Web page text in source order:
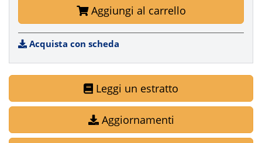
Aggiungi al carrello
Acquista con scheda
Leggi un estratto
Aggiornamenti